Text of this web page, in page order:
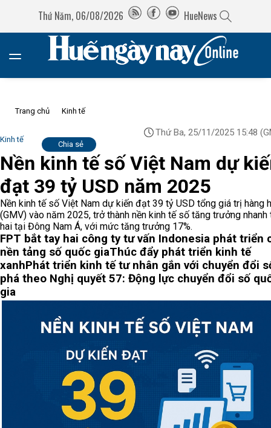
Thứ Năm, 06/08/2026 HueNews
Trang chủ Kinh tế
Kinh tế
Thứ Ba, 25/11/2025 15:48
Chia sẻ
Nền kinh tế số Việt Nam dự
đạt 39 tỷ USD năm 2025
Nền kinh tế số Việt Nam dự kiến đạt 39 tỷ USD tổng giá trị hàng
(GMV) vào năm 2025, trở thành nền kinh tế số tăng trưởng nhanh
hai tại Đông Nam Á, với mức tăng trưởng 17%.
FPT bắt tay hai công ty tư vấn Indonesia phát triển
nền tảng số quốc giaThúc đẩy phát triển kinh tế
xanhPhát triển kinh tế tư nhân gắn với chuyển đổi
phá theo Nghị quyết 57: Động lực chuyển đổi số
gia